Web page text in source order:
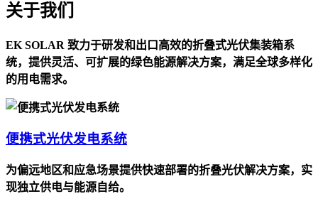
关于我们
EK SOLAR 致力于研发和出口高效的折叠式光伏集装箱系
统，提供灵活、可扩展的绿色能源解决方案，满足全球多样化
的用电需求。
便携式光伏发电系统
为偏远地区和应急场景提供快速部署的折叠光伏解决方案，实
现独立供电与能源自给。